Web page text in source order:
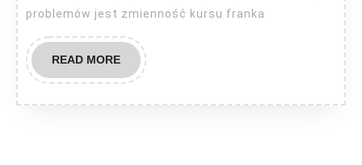
problemów jest zmienność kursu franka
READ MOREREAD
MORE